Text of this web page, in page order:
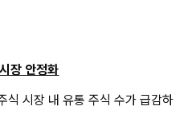
장 안정화
식 시장 내 유통 주식 수가 급감하